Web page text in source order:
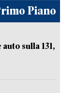
Piano
sulla 131,